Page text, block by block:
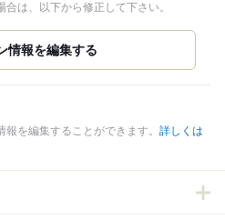
は、以下から修正して下さい。
を編集することができます。 詳しくは